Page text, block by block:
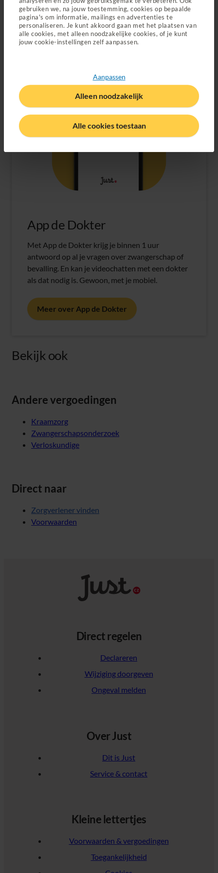
gebruiken we, na jouw toestemming, cookies op bepaalde
pagina's om informatie, mailings en advertenties te
personaliseren. Je kunt akkoord gaan met het plaatsen van
alle cookies, met alleen noodzakelijke cookies, of je kunt
jouw cookie-instellingen zelf aanpassen.
Alle cookies toestaan
Aanpassen
Alleen noodzakelijk
Ga je naar een zorgverlener zonder contract? Dan krijg je
misschien niet alles vergoed.
App de Dokter
Met App de Dokter krijg je binnen 1 uur
antwoord op al je vragen over zwangerschap of
bevalling. En kan je videochatten met een dokter
als dat nodig is. Gewoon, met je mobiel.
Meer over App de Dokter
Bekijk ook
Andere vergoedingen
Kraamzorg
Zwangerschapsonderzoek
Verloskundige
Direct naar
Zorgverlener vinden
Voorwaarden
Direct regelen
Declareren
Wijziging doorgeven
Ongeval melden
Over Just
Dit is Just
Service & contact
Kleine lettertjes
Voorwaarden & vergoedingen
Toegankelijkheid